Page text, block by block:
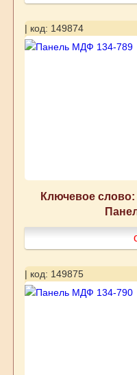
| код: 149874
Ключевое
| код: 149875